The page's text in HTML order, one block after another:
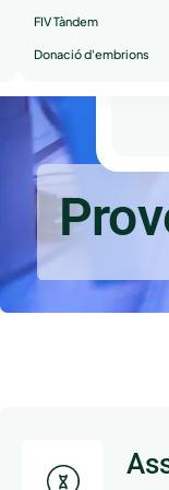
FIV Tàndem
Donació d'embrions